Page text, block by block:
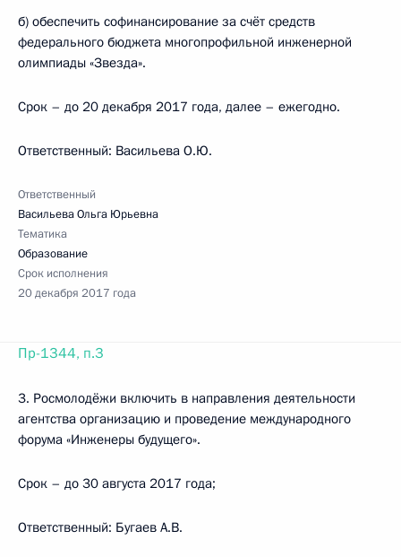
б) обеспечить софинансирование за счёт средств
федерального бюджета многопрофильной инженерной
олимпиады «Звезда».
Срок – до 20 декабря 2017 года, далее – ежегодно.
Ответственный: Васильева О.Ю.
Ответственный
Васильева Ольга Юрьевна
Тематика
Образование
Срок исполнения
20 декабря 2017 года
Пр-1344, п.3
3. Росмолодёжи включить в направления деятельности
агентства организацию и проведение международного
форума «Инженеры будущего».
Срок – до 30 августа 2017 года;
Ответственный: Бугаев А.В.